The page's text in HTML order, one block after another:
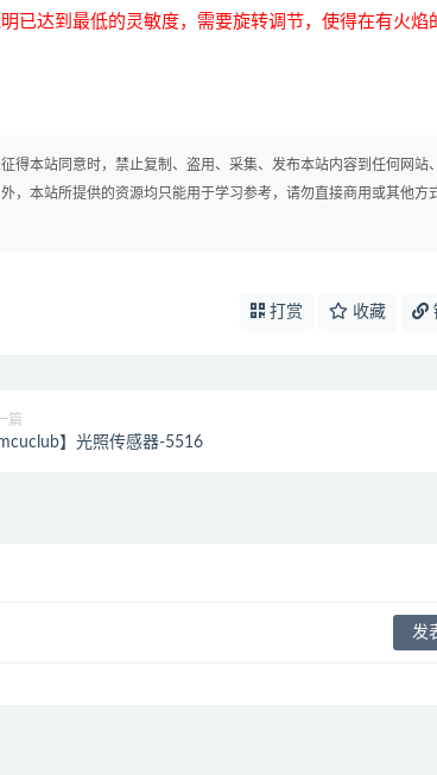
已达到最低的灵敏度，需要旋转调节，使得在有火焰
得本站同意时，禁止复制、盗用、采集、发布本站内容到任何网站
，本站所提供的资源均只能用于学习参考，请勿直接商用或其他方
打赏 收藏
篇
mcuclub】光照传感器-5516